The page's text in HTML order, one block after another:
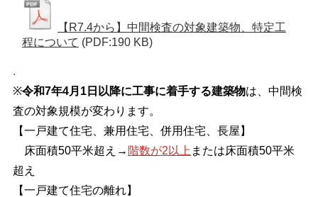
【R7.4から】中間検査の対象建築物、特定工
程について (PDF:190 KB)
.
※令和7年4月1日以降に工事に着手する建築物は、中間検
査の対象規模が変わります。
【一戸建て住宅、兼用住宅、併用住宅、長屋】
床面積50平米超え→ 階数が2以上 または床面積50平米
超え
【一戸建て住宅の離れ】